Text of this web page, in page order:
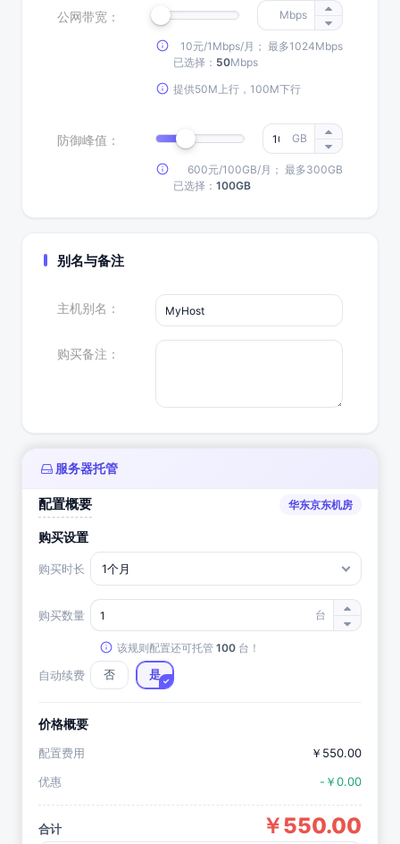
公网带宽： Mbps
10元/1Mbps/月 ； 最多1024Mbps
已选择： 50Mbps
提供50M上行，100M下行
防御峰值： GB
600元/100GB/月 ； 最多300GB
已选择： 100GB
别名与备注
主机别名：
购买备注：
服务器托管
配置概要 华东京东机房
购买设置
购买时长 1个月
购买数量 台
该规则配置还可托管 100 台！
自动续费 否 是
价格概要
配置费用
￥550.00
优惠
-￥0.00
合计 ￥550.00